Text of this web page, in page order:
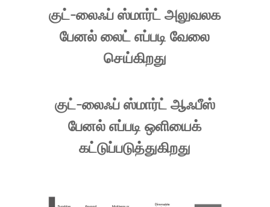
குட்-லைஃப் ஸ்மார்ட் அலுவலக
பேனல் லைட் எப்படி வேலை
செய்கிறது
குட்-லைஃப் ஸ்மார்ட் ஆஃபீஸ்
பேனல் எப்படி ஒளியைக்
கட்டுப்படுத்துகிறது